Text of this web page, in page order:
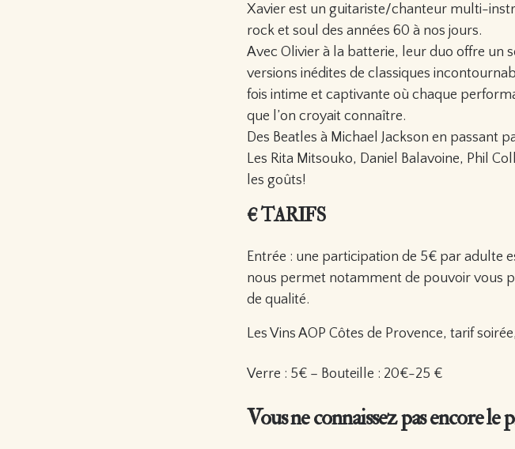
Xavier est un guitariste/chanteur multi-
rock et soul des années 60 à nos jours.
Avec Olivier à la batterie, leur duo offre un
versions inédites de classiques
fois intime et captivante où chaque
que l’on croyait connaître.
Des Beatles à Michael Jackson en passant
Les Rita Mitsouko, Daniel Balavoine, Phil
les goûts!
€ TARIFS
Entrée : une participation de 5€ par adulte
nous permet notamment de pouvoir vous
de qualité.
Les Vins AOP Côtes de Provence, tarif
Verre : 5€ – Bouteille : 20€-25 €
Vous ne connaissez pas encore le